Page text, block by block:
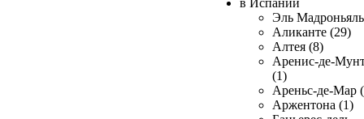
в Испании
Эль
Аликанте (29)
Алтея (8)
Аренис-де-
(1)
Ареньс-де-Мар
Аржентона (1)